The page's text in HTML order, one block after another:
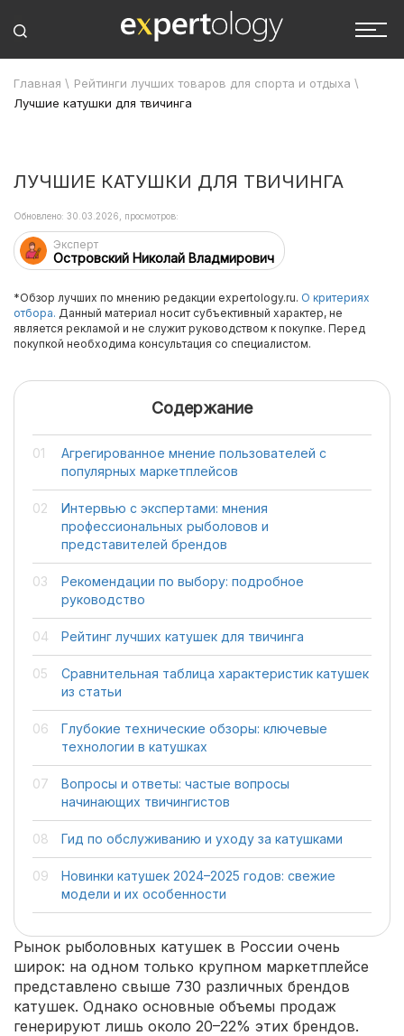
Главная \ Рейтинги лучших товаров для спорта и отдыха \
Лучшие катушки для твичинга
ЛУЧШИЕ КАТУШКИ ДЛЯ ТВИЧИНГА
Эксперт
Островский Николай Владмирович
Обновлено: 30.03.2026, просмотров:
*Обзор лучших по мнению редакции expertology.ru. О критериях
отбора. Данный материал носит субъективный характер, не
является рекламой и не служит руководством к покупке. Перед
покупкой необходима консультация со специалистом.
Содержание
Агрегированное мнение пользователей с
популярных маркетплейсов
Интервью с экспертами: мнения
профессиональных рыболовов и
представителей брендов
Рекомендации по выбору: подробное
руководство
Рейтинг лучших катушек для твичинга
Сравнительная таблица характеристик катушек
из статьи
Глубокие технические обзоры: ключевые
технологии в катушках
Вопросы и ответы: частые вопросы
начинающих твичингистов
Гид по обслуживанию и уходу за катушками
Новинки катушек 2024–2025 годов: свежие
модели и их особенности
Рынок рыболовных катушек в России очень
широк: на одном только крупном маркетплейсе
представлено свыше 730 различных брендов
катушек. Однако основные объемы продаж
генерируют лишь около 20–22% этих брендов.